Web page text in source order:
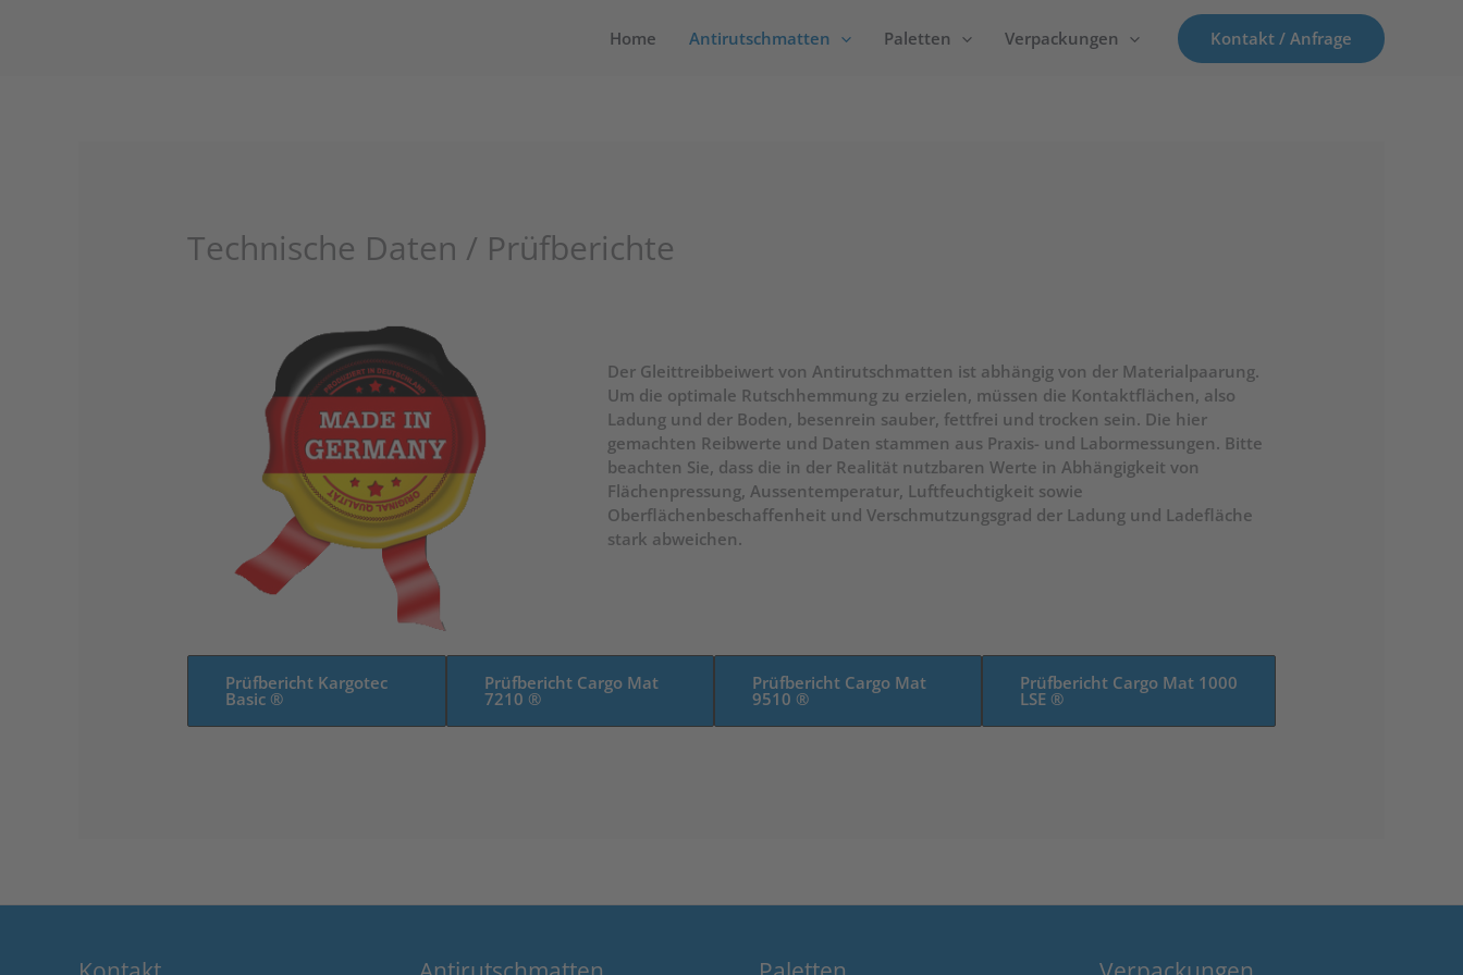
Home Antirutschmatten Paletten Verpackungen Kontakt / Anfrage
Technische Daten / Prüfberichte
Der Gleittreibbeiwert von Antirutschmatten ist abhängig von der Materialpaarung.
Um die optimale Rutschhemmung zu erzielen, müssen die Kontaktflächen, also
Ladung und der Boden, besenrein sauber, fettfrei und trocken sein. Die hier
gemachten Reibwerte und Daten stammen aus Praxis- und Labormessungen. Bitte
beachten Sie, dass die in der Realität nutzbaren Werte in Abhängigkeit von
Flächenpressung, Aussentemperatur, Luftfeuchtigkeit sowie
Oberflächenbeschaffenheit und Verschmutzungsgrad der Ladung und Ladefläche
stark abweichen.
Prüfbericht Kargotec
Basic ®
Prüfbericht Cargo Mat
7210 ®
Prüfbericht Cargo Mat
9510 ®
Prüfbericht Cargo Mat 1000
LSE ®